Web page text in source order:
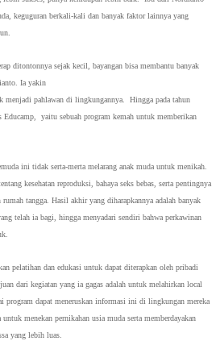
keguguran berkali-kali dan banyak faktor lainnya yang
ditontonnya sejak kecil, bayangan bisa membantu banyak
Ia yakin
menjadi pahlawan di lingkungannya. Hingga pada tahun
Educamp, yaitu sebuah program kemah untuk memberikan
ini tidak serta-merta melarang anak muda untuk menikah.
kesehatan reproduksi, bahaya seks bebas, serta pentingnya
tangga. Hasil akhir yang diharapkannya adalah banyak
telah ia bagi, hingga menyadari sendiri bahwa perkawinan
pelatihan dan edukasi untuk dapat diterapkan oleh pribadi
dari kegiatan yang ia gagas adalah untuk melahirkan local
program dapat meneruskan informasi ini di lingkungan mereka
menekan pernikahan usia muda serta memberdayakan
yang lebih luas.